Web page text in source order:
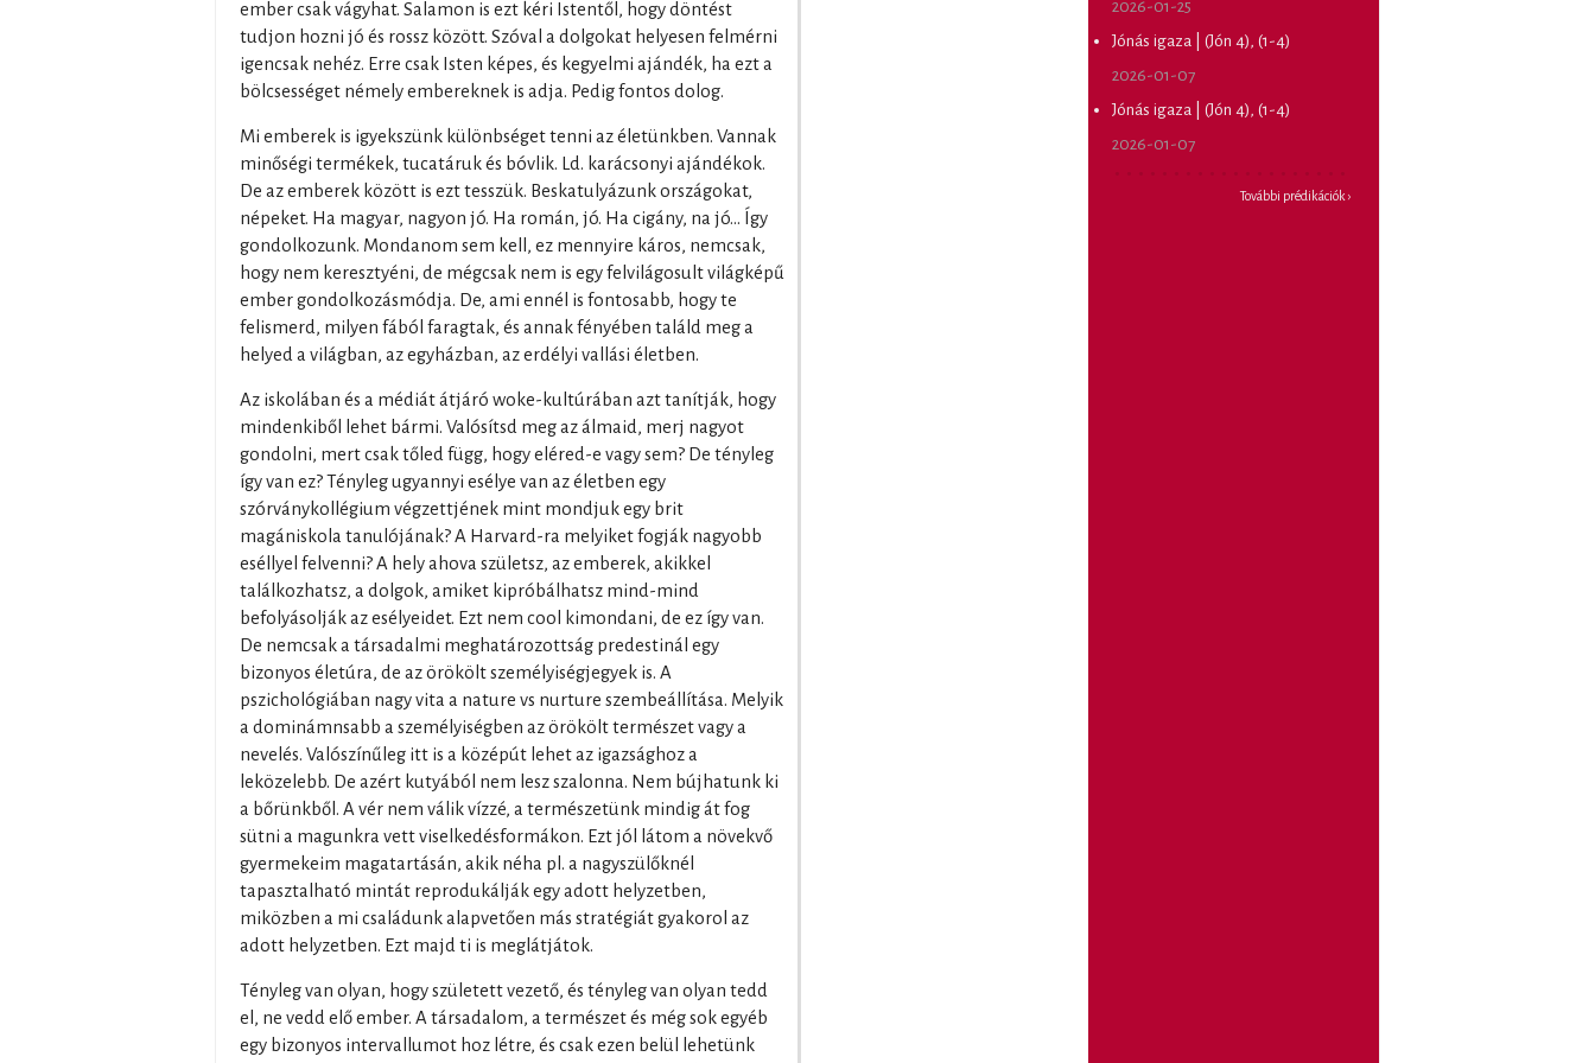
ember csak vágyhat. Salamon is ezt kéri Istentől, hogy döntést
tudjon hozni jó és rossz között. Szóval a dolgokat helyesen felmérni
igencsak nehéz. Erre csak Isten képes, és kegyelmi ajándék, ha ezt a
bölcsességet némely embereknek is adja. Pedig fontos dolog.
Mi emberek is igyekszünk különbséget tenni az életünkben. Vannak
minőségi termékek, tucatáruk és bóvlik. Ld. karácsonyi ajándékok.
De az emberek között is ezt tesszük. Beskatulyázunk országokat,
népeket. Ha magyar, nagyon jó. Ha román, jó. Ha cigány, na jó… Így
gondolkozunk. Mondanom sem kell, ez mennyire káros, nemcsak,
hogy nem keresztyéni, de mégcsak nem is egy felvilágosult világképű
ember gondolkozásmódja. De, ami ennél is fontosabb, hogy te
felismerd, milyen fából faragtak, és annak fényében találd meg a
helyed a világban, az egyházban, az erdélyi vallási életben.
Az iskolában és a médiát átjáró woke-kultúrában azt tanítják, hogy
mindenkiből lehet bármi. Valósítsd meg az álmaid, merj nagyot
gondolni, mert csak tőled függ, hogy eléred-e vagy sem? De tényleg
így van ez? Tényleg ugyannyi esélye van az életben egy
szórványkollégium végzettjének mint mondjuk egy brit
magániskola tanulójának? A Harvard-ra melyiket fogják nagyobb
eséllyel felvenni? A hely ahova születsz, az emberek, akikkel
találkozhatsz, a dolgok, amiket kipróbálhatsz mind-mind
befolyásolják az esélyeidet. Ezt nem cool kimondani, de ez így van.
De nemcsak a társadalmi meghatározottság predestinál egy
bizonyos életúra, de az örökölt személyiségjegyek is. A
pszichológiában nagy vita a nature vs nurture szembeállítása. Melyik
a dominámnsabb a személyiségben az örökölt természet vagy a
nevelés. Valószínűleg itt is a középút lehet az igazsághoz a
leközelebb. De azért kutyából nem lesz szalonna. Nem bújhatunk ki
a bőrünkből. A vér nem válik vízzé, a természetünk mindig át fog
sütni a magunkra vett viselkedésformákon. Ezt jól látom a növekvő
gyermekeim magatartásán, akik néha pl. a nagyszülőknél
tapasztalható mintát reprodukálják egy adott helyzetben,
miközben a mi családunk alapvetően más stratégiát gyakorol az
adott helyzetben. Ezt majd ti is meglátjátok.
Tényleg van olyan, hogy született vezető, és tényleg van olyan tedd
el, ne vedd elő ember. A társadalom, a természet és még sok egyéb
egy bizonyos intervallumot hoz létre, és csak ezen belül lehetünk
2026-01-25
Jónás igaza | (Jón 4), (1-4)
2026-01-07
Jónás igaza | (Jón 4), (1-4)
2026-01-07
További prédikációk ›